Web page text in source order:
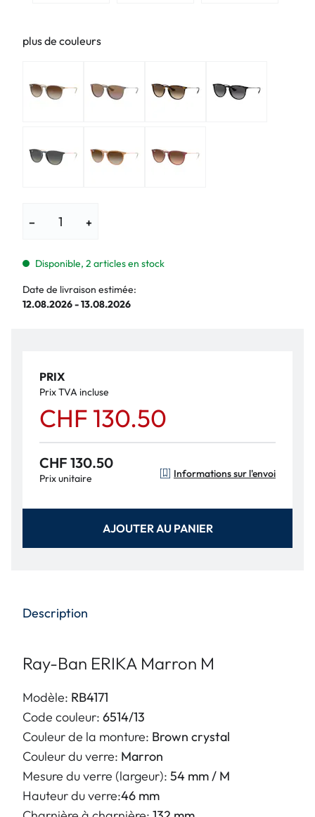
plus de couleurs
− +
Disponible, 2 articles en stock
Date de livraison estimée:
12.08.2026 - 13.08.2026
PRIX
Prix TVA incluse
CHF 130.50
CHF 130.50
Prix unitaire Informations sur l'envoi
AJOUTER AU PANIER
Description
Ray-Ban ERIKA Marron M
Modèle: RB4171
Code couleur: 6514/13
Couleur de la monture: Brown crystal
Couleur du verre: Marron
Mesure du verre (largeur): 54 mm / M
Hauteur du verre:46 mm